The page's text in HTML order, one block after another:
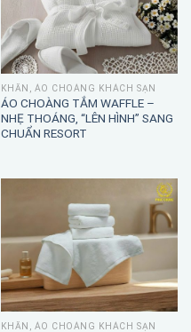
KHĂN, ÁO CHOÀNG KHÁCH SẠN
ÁO CHOÀNG TẮM WAFFLE –
NHẸ THOÁNG, “LÊN HÌNH” SANG
CHUẨN RESORT
KHĂN, ÁO CHOÀNG KHÁCH SẠN